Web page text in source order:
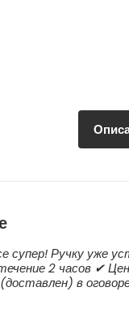
супер! Ручку уже
2 часов ✔
в